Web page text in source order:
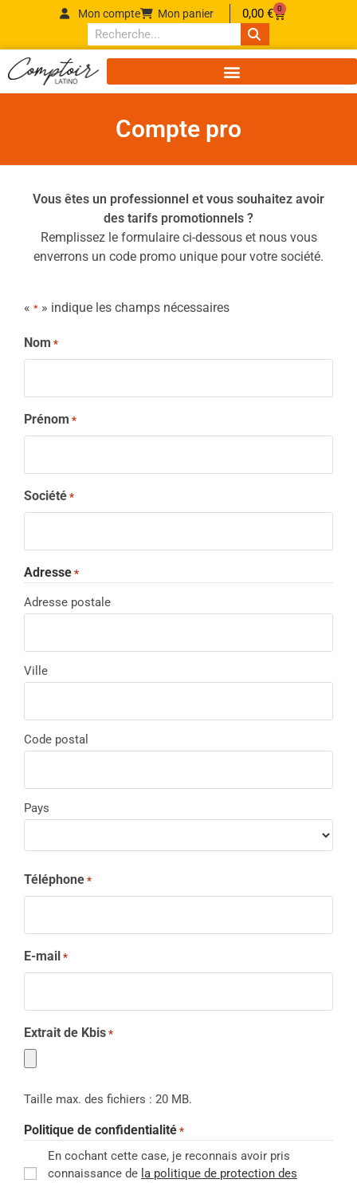
Mon compte Mon panier 0,00 € 0
Compte pro
Vous êtes un professionnel et vous souhaitez avoir
des tarifs promotionnels ?
Remplissez le formulaire ci-dessous et nous vous
enverrons un code promo unique pour votre société.
« * » indique les champs nécessaires
Nom *
Prénom *
Société *
Adresse *
Adresse postale
Ville
Code postal
Pays
Téléphone *
E-mail *
Extrait de Kbis *
Taille max. des fichiers : 20 MB.
Politique de confidentialité *
En cochant cette case, je reconnais avoir pris
connaissance de la politique de protection des